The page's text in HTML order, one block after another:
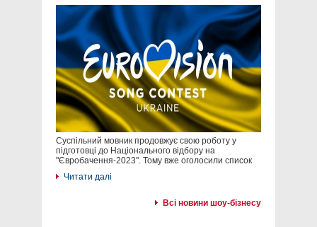
Суспільний мовник продовжує свою роботу у
підготовці до Національного відбору на
"Євробачення-2023". Тому вже оголосили список
Читати далі
Всі новини шоу-бізнесу